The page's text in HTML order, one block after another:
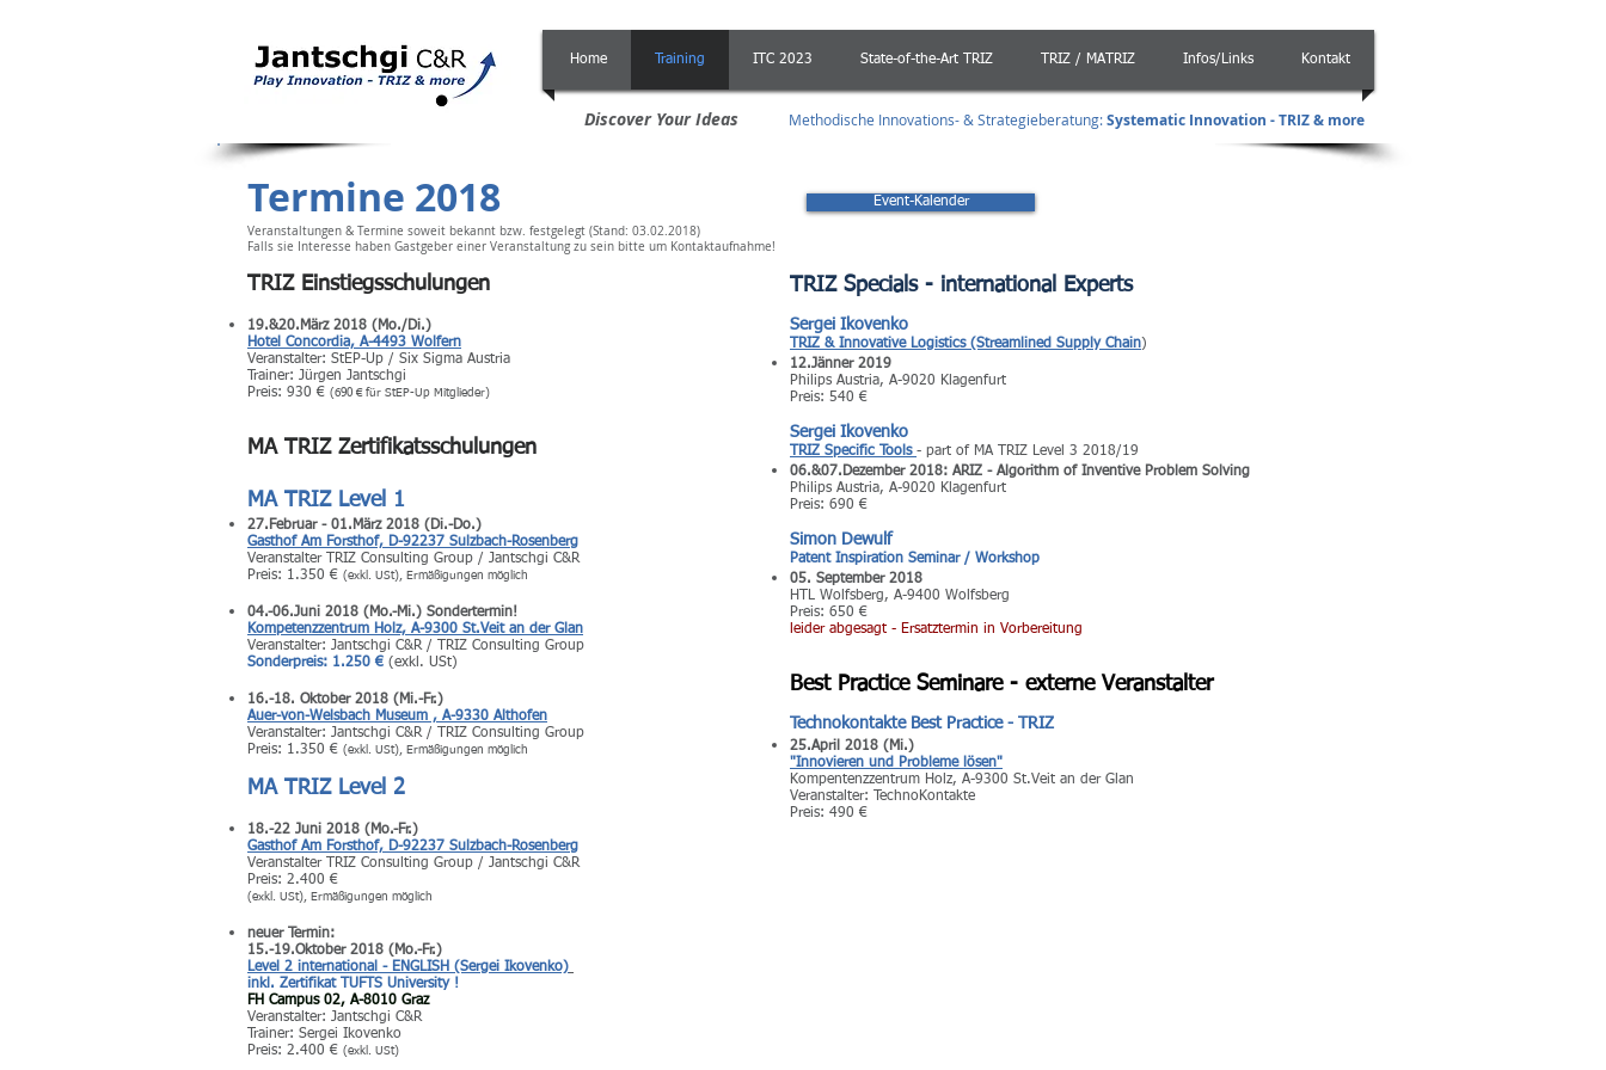
Home Training ITC 2023 State-of-the-Art TRIZ TRIZ / MATRIZ Infos/Links Kontakt
Discover Your Ideas Methodische Innovations- & Strategieberatung:Systematic Innovation -TRIZ & more
Termine 2018
Veranstaltungen & Termine soweit bekannt bzw. festgelegt (Stand: 03.02.2018)
Falls sie Interesse haben Gastgeber einer Veranstaltung zu sein bitte um Kontaktaufnahme!
TRIZ Einstiegsschulungen
19.&20.März 2018 (Mo./Di.)
Hotel Concordia, A-4493 Wolfern
Veranstalter: StEP-Up / Six Sigma Austria
Trainer: Jürgen Jantschgi
Preis: 930 € (690 € für StEP-Up Mitglieder)
MA TRIZ Zertifikatsschulungen
MA TRIZ Level 1
27.Februar - 01.März 2018 (Di.-Do.)
Gasthof Am Forsthof, D-92237 Sulzbach-Rosenberg
Veranstalter TRIZ Consulting Group / Jantschgi C&R
Preis: 1.350 € (exkl. USt), Ermäßigungen möglich
04.-06.Juni 2018 (Mo.-Mi.) Sondertermin!
Kompetenzzentrum Holz, A-9300 St.Veit an der Glan
Veranstalter: Jantschgi C&R / TRIZ Consulting Group
Sonderpreis: 1.250 € (exkl. USt)
16.-18. Oktober 2018 (Mi.-Fr.)
Auer-von-Welsbach Museum , A-9330 Althofen
Veranstalter: Jantschgi C&R / TRIZ Consulting Group
Preis: 1.350 € (exkl. USt), Ermäßigungen möglich
MA TRIZ Level 2
18.-22 Juni 2018 (Mo.-Fr.)
Gasthof Am Forsthof, D-92237 Sulzbach-Rosenberg
Veranstalter TRIZ Consulting Group / Jantschgi C&R
Preis: 2.400 €
(exkl. USt), Ermäßigungen möglich
neuer Termin:
15.-19.Oktober 2018 (Mo.-Fr.)
Level 2 international - ENGLISH (Sergei Ikovenko)
inkl. Zertifikat TUFTS University !
FH Campus 02, A-8010 Graz
Veranstalter: Jantschgi C&R
Trainer: Sergei Ikovenko
Preis: 2.400 € (exkl. USt)
Event-Kalender
TRIZ Specials - international Experts
Sergei Ikovenko
TRIZ & Innovative Logistics (Streamlined Supply Chain)
12.Jänner 2019
Philips Austria, A-9020 Klagenfurt
Preis: 540 €
Sergei Ikovenko
TRIZ Specific Tools - part of MA TRIZ Level 3 2018/19
06.&07.Dezember 2018: ARIZ - Algorithm of Inventive Problem Solving
Philips Austria, A-9020 Klagenfurt
Preis: 690 €
Simon Dewulf
Patent Inspiration Seminar / Workshop
05. September 2018
HTL Wolfsberg, A-9400 Wolfsberg
Preis: 650 €
leider abgesagt - Ersatztermin in Vorbereitung
Best Practice Seminare - externe Veranstalter
Technokontakte Best Practice - TRIZ
25.April 2018 (Mi.)
"Innovieren und Probleme lösen"
Kompentenzzentrum Holz, A-9300 St.Veit an der Glan
Veranstalter: TechnoKontakte
Preis: 490 €